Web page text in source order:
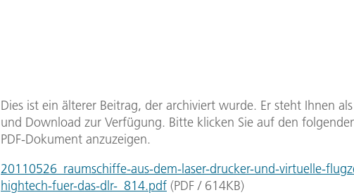
Dies ist ein älterer Beitrag, der archiviert wurde. Er steht Ihnen als
und Download zur Verfügung. Bitte klicken Sie auf den
PDF-Dokument anzuzeigen.
20110526_raumschiffe-aus-dem-laser-drucker-und-virtuelle-
hightech-fuer-das-dlr-_814.pdf (PDF / 614KB)